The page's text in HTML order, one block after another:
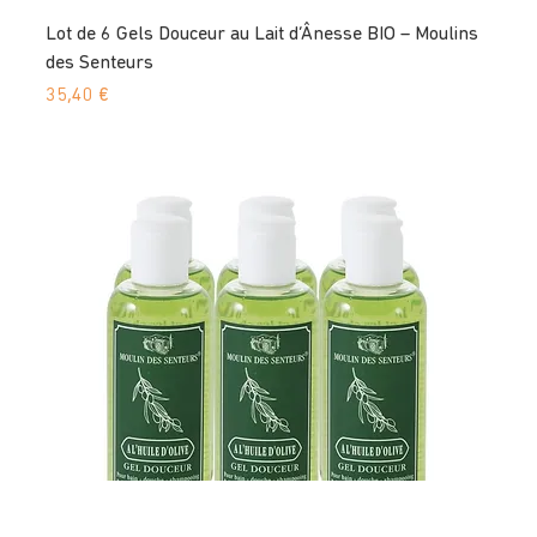
Lot de 6 Gels Douceur au Lait d’Ânesse BIO – Moulins
des Senteurs
Prix
35,40 €